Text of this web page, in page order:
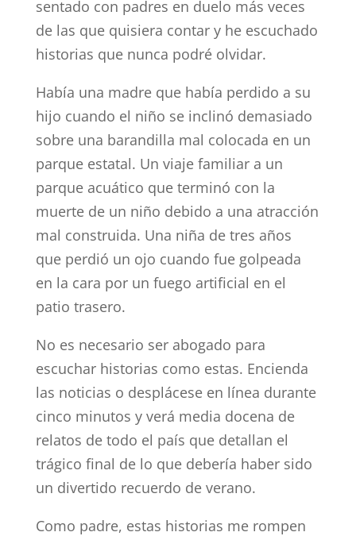
sentado con padres en duelo más veces
de las que quisiera contar y he escuchado
historias que nunca podré olvidar.
Había una madre que había perdido a su
hijo cuando el niño se inclinó demasiado
sobre una barandilla mal colocada en un
parque estatal. Un viaje familiar a un
parque acuático que terminó con la
muerte de un niño debido a una atracción
mal construida. Una niña de tres años
que perdió un ojo cuando fue golpeada
en la cara por un fuego artificial en el
patio trasero.
No es necesario ser abogado para
escuchar historias como estas. Encienda
las noticias o desplácese en línea durante
cinco minutos y verá media docena de
relatos de todo el país que detallan el
trágico final de lo que debería haber sido
un divertido recuerdo de verano.
Como padre, estas historias me rompen